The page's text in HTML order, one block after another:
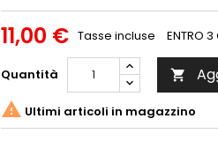
11,00 € Tasse incluse ENTRO 3
Quantità 
 Ultimi articoli in magazzino